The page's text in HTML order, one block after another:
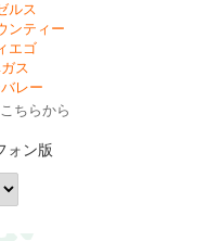
ルス
ンティー
エゴ
ス
レー
ちらから
ォン版